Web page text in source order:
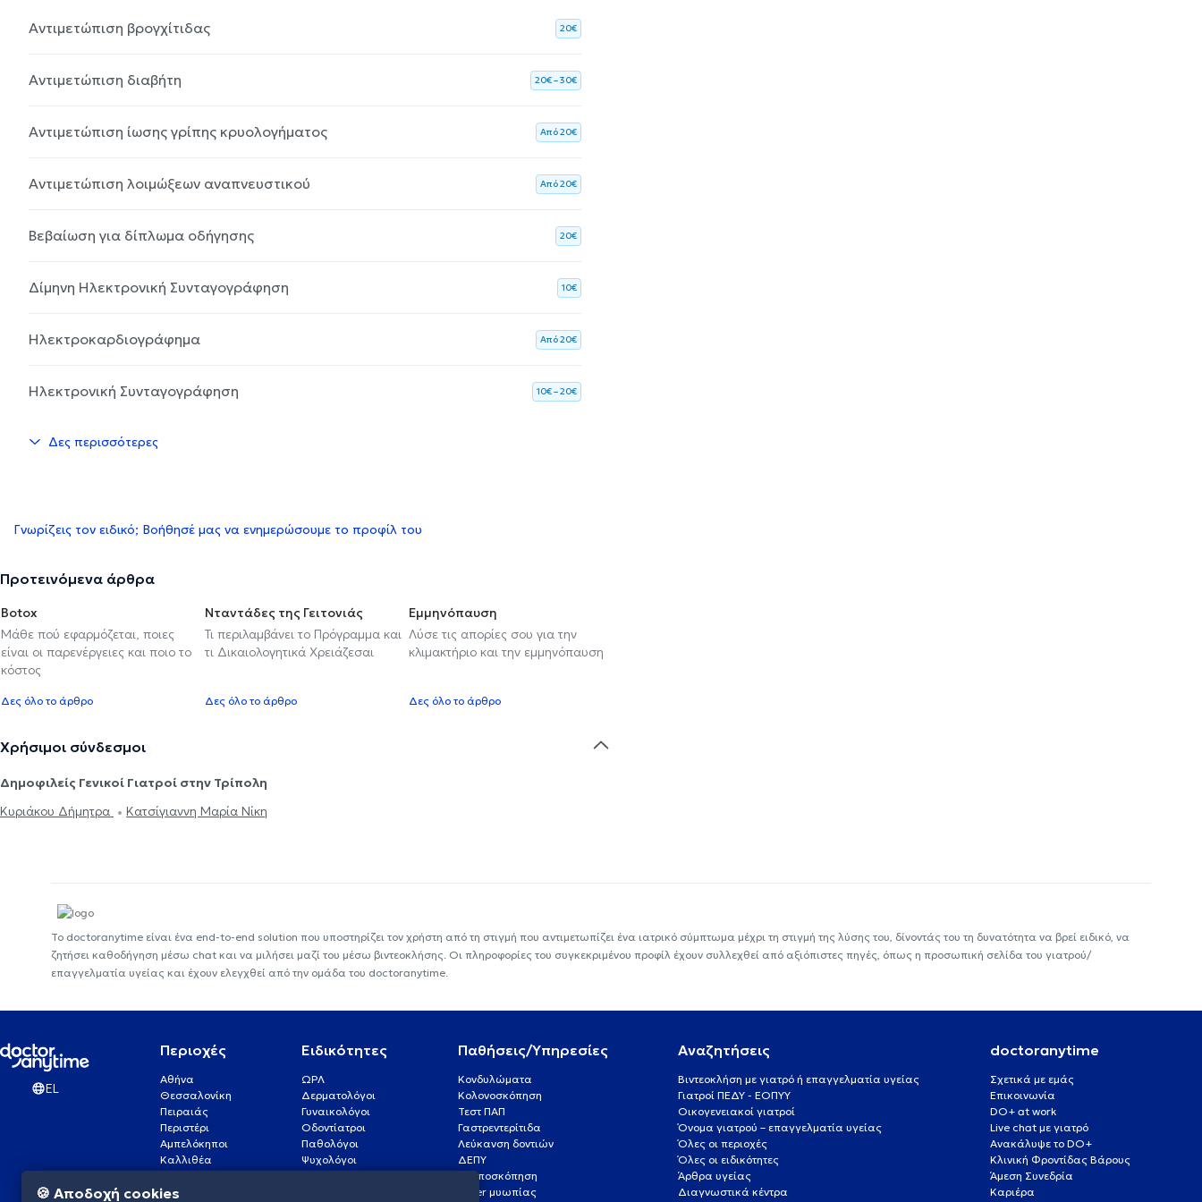
Αντιμετώπιση βρογχίτιδας 20€
Αντιμετώπιση διαβήτη 20€ – 30€
Αντιμετώπιση ίωσης γρίπης κρυολογήματος Aπό 20€
Αντιμετώπιση λοιμώξεων αναπνευστικού Aπό 20€
Βεβαίωση για δίπλωμα οδήγησης 20€
Δίμηνη Ηλεκτρονική Συνταγογράφηση 10€
Ηλεκτροκαρδιογράφημα Aπό 20€
Ηλεκτρονική Συνταγογράφηση 10€ – 20€
Δες περισσότερες
Γνωρίζεις τον ειδικό; Βοήθησέ μας να ενημερώσουμε το προφίλ του
Προτεινόμενα άρθρα
Botox
Μάθε πού εφαρμόζεται, ποιες
είναι οι παρενέργειες και ποιο το
κόστος
Δες όλο το άρθρο
Νταντάδες της Γειτονιάς
Τι περιλαμβάνει το Πρόγραμμα και
τι Δικαιολογητικά Χρειάζεσαι
Δες όλο το άρθρο
Εμμηνόπαυση
Λύσε τις απορίες σου για την
κλιμακτήριο και την εμμηνόπαυση
Δες όλο το άρθρο
Χρήσιμοι σύνδεσμοι
Δημοφιλείς Γενικοί Γιατροί στην Τρίπολη
Κυριάκου Δήμητρα
Κατσίγιαννη Μαρία Νίκη
Το doctoranytime είναι ένα end-to-end solution που υποστηρίζει τον χρήστη από τη στιγμή που αντιμετωπίζει ένα ιατρικό σύμπτωμα μέχρι τη στιγμή της λύσης του, δίνοντάς του τη δυνατότητα να βρεί ειδικό, να
ζητήσει καθοδήγηση μέσω chat και να μιλήσει μαζί του μέσω βιντεοκλήσης. Οι πληροφορίες του συγκεκριμένου προφίλ έχουν συλλεχθεί από αξιόπιστες πηγές, όπως η προσωπική σελίδα του γιατρού/
επαγγελματία υγείας και έχουν ελεγχθεί από την ομάδα του doctoranytime.
EL
Περιοχές
Αθήνα
Θεσσαλονίκη
Πειραιάς
Περιστέρι
Αμπελόκηποι
Καλλιθέα
Πάτρα
Γλυφάδα
Ειδικότητες
ΩΡΛ
Δερματολόγοι
Γυναικολόγοι
Οδοντίατροι
Παθολόγοι
Ψυχολόγοι
Οφθαλμίατροι
Παθήσεις/Υπηρεσίες
Κονδυλώματα
Κολονοσκόπηση
Τεστ ΠΑΠ
Γαστρεντερίτιδα
Λεύκανση δοντιών
ΔΕΠΥ
Κολποσκόπηση
Laser μυωπίας
Αναζητήσεις
Βιντεοκλήση με γιατρό ή επαγγελματία υγείας
Γιατροί ΠΕΔΥ - ΕΟΠΥΥ
Οικογενειακοί γιατροί
Όνομα γιατρού – επαγγελματία υγείας
Όλες οι περιοχές
Όλες οι ειδικότητες
Άρθρα υγείας
Διαγνωστικά κέντρα
doctoranytime
Σχετικά με εμάς
Επικοινωνία
DO+ at work
Live chat με γιατρό
Ανακάλυψε το DO+
Κλινική Φροντίδας Βάρους
Άμεση Συνεδρία
Καριέρα
🍪 Αποδοχή cookies